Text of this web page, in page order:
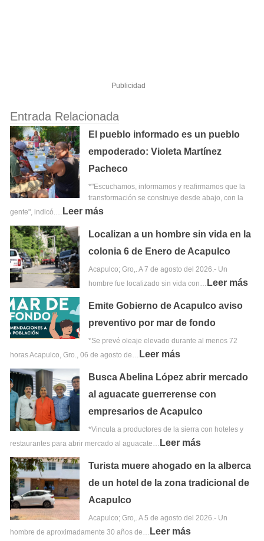
Publicidad
Entrada Relacionada
El pueblo informado es un pueblo
empoderado: Violeta Martínez
Pacheco
*"Escuchamos, informamos y reafirmamos que la
transformación se construye desde abajo, con la
gente", indicó.… Leer más
Localizan a un hombre sin vida en la
colonia 6 de Enero de Acapulco
Acapulco; Gro,. A 7 de agosto del 2026.- Un
hombre fue localizado sin vida con… Leer más
Emite Gobierno de Acapulco aviso
preventivo por mar de fondo
*Se prevé oleaje elevado durante al menos 72
horas Acapulco, Gro., 06 de agosto de… Leer más
Busca Abelina López abrir mercado
al aguacate guerrerense con
empresarios de Acapulco
*Vincula a productores de la sierra con hoteles y
restaurantes para abrir mercado al aguacate… Leer más
Turista muere ahogado en la alberca
de un hotel de la zona tradicional de
Acapulco
Acapulco; Gro,. A 5 de agosto del 2026.- Un
hombre de aproximadamente 30 años de… Leer más